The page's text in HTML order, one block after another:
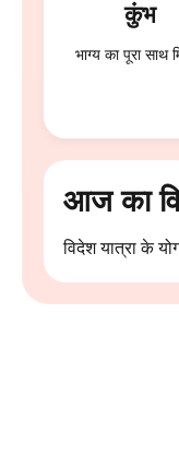
कुंभ
भाग्य का पूरा साथ
आज का
विदेश यात्रा के